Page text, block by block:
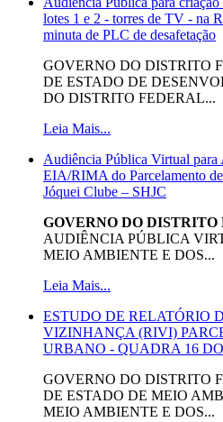
lotes 1 e 2 - torres de TV - na
minuta de PLC de desafetação
GOVERNO DO DISTRITO
DE ESTADO DE
DO DISTRITO FEDERAL...
Leia Mais...
Audiência Pública Virtual para
EIA/RIMA do Parcelamento
Jóquei Clube – SHJC
GOVERNO DO DISTRITO
AUDIÊNCIA PÚBLICA
MEIO AMBIENTE E DOS...
Leia Mais...
ESTUDO DE RELATÓRIO
VIZINHANÇA (RIVI)
URBANO - QUADRA 16
GOVERNO DO DISTRITO
DE ESTADO DE MEIO
MEIO AMBIENTE E DOS...